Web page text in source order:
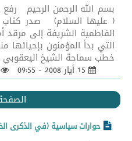
بسم الله الرحمن الرحيم رفع
( عليها السلام) صدر كتاب
الفاطمية الشريفة إلى مرقد
خطب سماحة الشيخ اليعقوبي
حوارات سياسية (في الذكرى